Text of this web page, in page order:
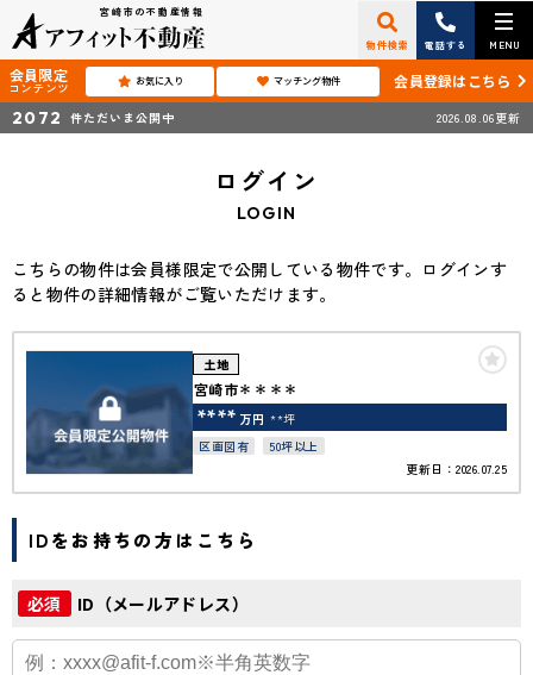
宮崎市の不動産情報
物件検索 電話する MENU
会員限定
コンテンツ お気に入り マッチング物件 会員登録はこちら
2072 件ただいま公開中 2026.08.06更新
ログイン
LOGIN
こちらの物件は会員様限定で公開している物件です。ログインす
ると物件の詳細情報がご覧いただけます。
土地
宮崎市＊＊＊＊
**** 万円 **坪
区画図有
50坪以上
更新日：2026.07.25
IDをお持ちの方はこちら
必須 ID（メールアドレス）